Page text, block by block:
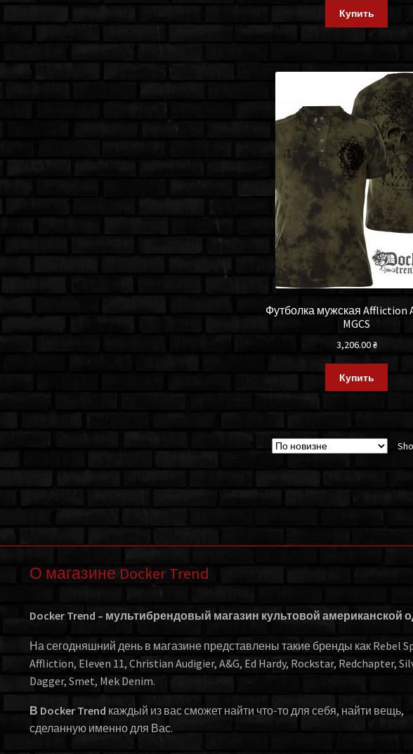
Купить
Футболка мужская Affliction
MGCS
3,206.00₴
Купить
О магазине Docker Trend
Docker Trend – мультибрендовый магазин культовой американской
На сегодняшний день в магазине представлены такие бренды как Rebel
Affliction, Eleven 11, Christian Audigier, A&G, Ed Hardy, Rockstar, Redchapter,
Dagger, Smet, Mek Denim.
В Docker Trend каждый из вас сможет найти что-то для себя, найти вещь,
сделанную именно для Вас.